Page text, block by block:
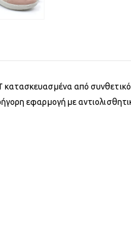
κατασκευασμένα από
εφαρμογή με